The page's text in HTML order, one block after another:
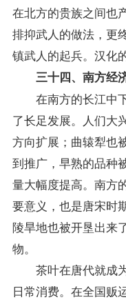
在北方的贵族之间也
排抑武人的做法，更
镇武人的起兵。汉化
三十四、南方经
在南方的长江中下
了长足发展。人们大
方向扩展；曲辕犁也
到推广，早熟的品种
量大幅度提高。南方
要意义，也是唐宋时
陵旱地也被开垦出来
物。
茶叶在唐代就成为
日常消费。在全国贩